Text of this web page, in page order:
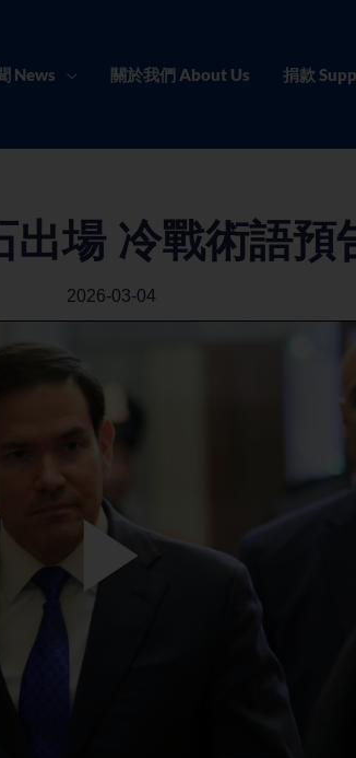
News 關於我們 About Us 捐款
出場 冷戰術語預
2026-03-04